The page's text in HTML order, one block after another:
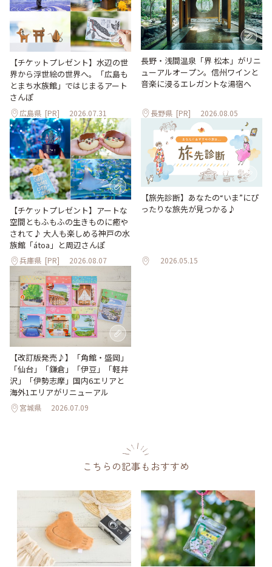
【チケットプレゼント】水辺の世
界から浮世絵の世界へ。「広島も
とまち水族館」ではじまるアート
さんぽ
広島県 [PR] 2026.07.31
長野・浅間温泉「界 松本」がリニ
ューアルオープン。信州ワインと
音楽に浸るエレガントな湯宿へ
長野県 [PR] 2026.08.05
【チケットプレゼント】アートな
空間ともふもふの生きものに癒や
されて♪ 大人も楽しめる神戸の水
族館「átoa」と周辺さんぽ
兵庫県 [PR] 2026.08.07
【旅先診断】あなたの“いま”にぴ
ったりな旅先が見つかる♪
2026.05.15
【改訂版発売♪】「角館・盛岡」
「仙台」「鎌倉」「伊豆」「軽井
沢」「伊勢志摩」国内6エリアと
海外1エリアがリニューアル
宮城県 2026.07.09
こちらの記事もおすすめ